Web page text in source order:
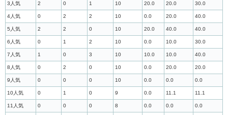
3人気 2 0 1 10 20.0 20.0 30.0
4人気 0 2 2 10 0.0 20.0 40.0
5人気 2 2 0 10 20.0 40.0 40.0
6人気 0 1 2 10 0.0 10.0 30.0
7人気 1 0 3 10 10.0 10.0 40.0
8人気 0 2 0 10 0.0 20.0 20.0
9人気 0 0 0 10 0.0 0.0 0.0
10人気 0 1 0 9 0.0 11.1 11.1
11人気 0 0 0 8 0.0 0.0 0.0